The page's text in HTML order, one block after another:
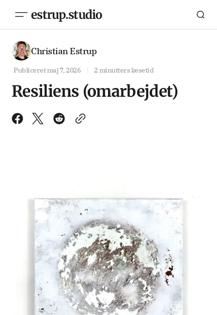
estrup.studio
Christian Estrup
Publiceretmaj 7, 2026 2 minutters læsetid
Resiliens (omarbejdet)